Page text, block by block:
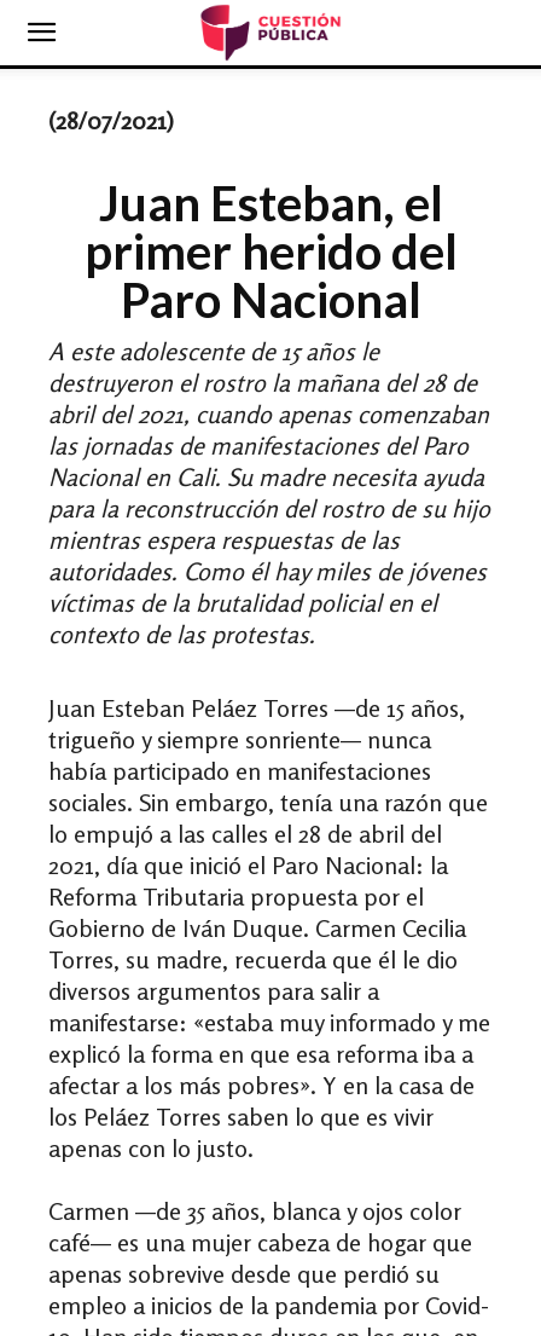
(28/07/2021)
Juan Esteban, el
primer herido del
Paro Nacional
A este adolescente de 15 años le
destruyeron el rostro la mañana del 28 de
abril del 2021, cuando apenas comenzaban
las jornadas de manifestaciones del Paro
Nacional en Cali. Su madre necesita ayuda
para la reconstrucción del rostro de su hijo
mientras espera respuestas de las
autoridades. Como él hay miles de jóvenes
víctimas de la brutalidad policial en el
contexto de las protestas.
Juan Esteban Peláez Torres —de 15 años,
trigueño y siempre sonriente— nunca
había participado en manifestaciones
sociales. Sin embargo, tenía una razón que
lo empujó a las calles el 28 de abril del
2021, día que inició el Paro Nacional: la
Reforma Tributaria propuesta por el
Gobierno de Iván Duque. Carmen Cecilia
Torres, su madre, recuerda que él le dio
diversos argumentos para salir a
manifestarse: «estaba muy informado y me
explicó la forma en que esa reforma iba a
afectar a los más pobres». Y en la casa de
los Peláez Torres saben lo que es vivir
apenas con lo justo.
Carmen —de 35 años, blanca y ojos color
café— es una mujer cabeza de hogar que
apenas sobrevive desde que perdió su
empleo a inicios de la pandemia por Covid-